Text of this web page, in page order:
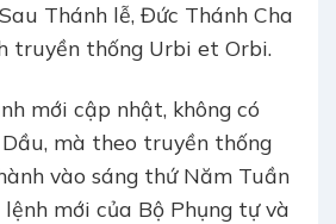
Thánh lễ, Đức Thánh Cha
truyền thống Urbi et Orbi.
mới cập nhật, không có
mà theo truyền thống
vào sáng thứ Năm Tuần
lệnh mới của Bộ Phụng tự và